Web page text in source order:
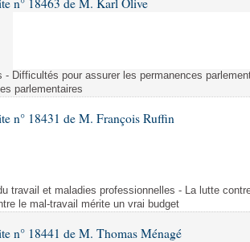
des lois
des lois
sociale
et orales
des débats
n° 18463 de M. Karl Olive
- Difficultés pour assurer les permanences
parlementaires
n° 18431 de M. François Ruffin
travail et maladies professionnelles - La lutte
le mal-travail mérite un vrai budget
n° 18441 de M. Thomas Ménagé